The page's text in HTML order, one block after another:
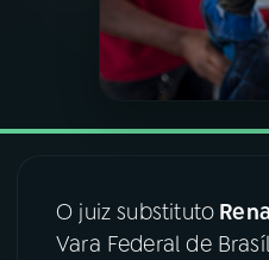
PROGRAMAS
PODCASTS
07ÚLTIMAS
O juiz substituto
Vara Federal de